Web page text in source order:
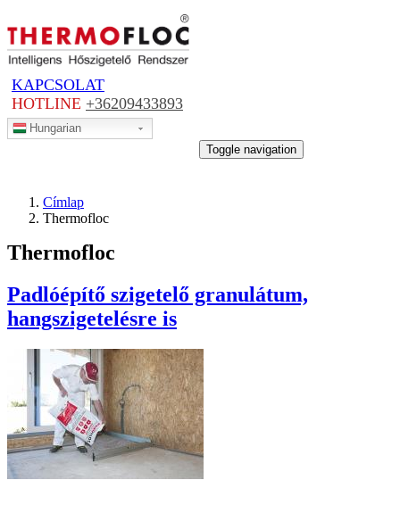
tartalomra
KAPCSOLAT
HOTLINE +36209433893
Hungarian
Toggle navigation
Címlap
Thermofloc
Thermofloc
Padlóépítő szigetelő granulátum,
hangszigetelésre is